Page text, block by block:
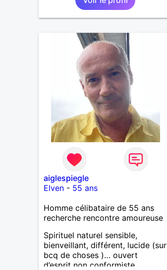
aiglespiegle
Elven- 55 ans
Homme célibataire de 55 ans
recherche rencontre amoureuse
Spirituel naturel sensible,
bienveillant, différent, lucide (sur
bcq de choses )… ouvert
d’esprit non conformiste.